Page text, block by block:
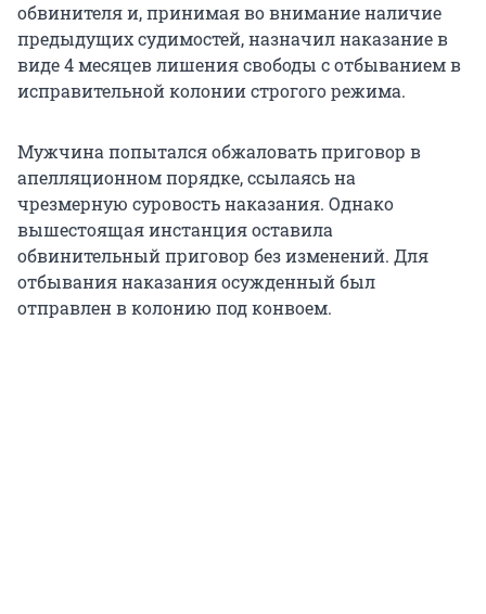
обвинителя и, принимая во внимание наличие
предыдущих судимостей, назначил наказание в
виде 4 месяцев лишения свободы с отбыванием в
исправительной колонии строгого режима.
Мужчина попытался обжаловать приговор в
апелляционном порядке, ссылаясь на
чрезмерную суровость наказания. Однако
вышестоящая инстанция оставила
обвинительный приговор без изменений. Для
отбывания наказания осужденный был
отправлен в колонию под конвоем.